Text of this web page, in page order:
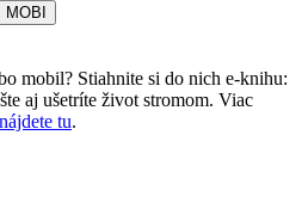
MOBI
mobil? Stiahnite si do nich e-knihu:
aj ušetríte život stromom. Viac
nájdete tu.